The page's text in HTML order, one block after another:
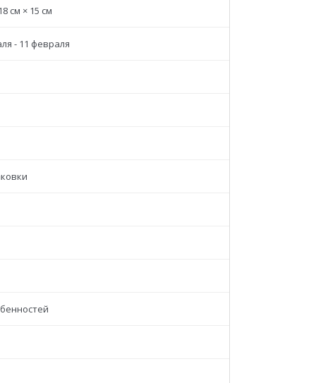
см × 15 см
- 11 февраля